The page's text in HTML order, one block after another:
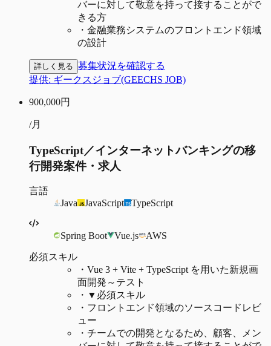
バーに対して敬意を持って接することがで
きる方
・ 金融業務システムのフロントエンド領域
の設計
詳しく見る 募集状況を確認する
提供: ギークスジョブ(GEECHS JOB)
900,000円
/月
TypeScript／インターネットバンキングの移
行開発案件・求人
言語
Java
JavaScript TypeScript
Spring Boot Vue.js AWS
必須スキル
・ Vue 3 + Vite + TypeScript を用いた新規画
面開発～テスト
・ ▼必須スキル
・ フロントエンド領域のソースコードレビ
ュー
・ チームでの開発となるため、顧客、メン